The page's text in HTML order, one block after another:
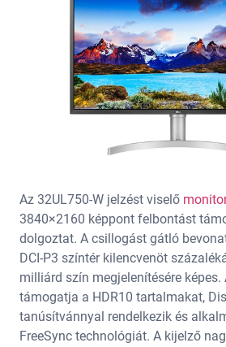
Az 32UL750-W jelzést viselő
3840×2160 képpont felbontást
dolgoztat. A csillogást gátló
DCI-P3 színtér kilencvenöt
milliárd szín megjelenítésére képes.
támogatja a HDR10 tartalmakat,
tanúsítvánnyal rendelkezik és
FreeSync technológiát. A kijelző